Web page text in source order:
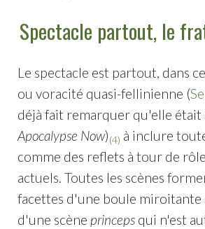
Spectacle partout, le
Le spectacle est partout, dans
ou voracité quasi-fellinienne (
déjà fait remarquer qu'elle
Apocalypse Now)(4) à inclure
comme des reflets à tour de
actuels. Toutes les scènes
facettes d'une boule
d'une scène princepsqui n'est